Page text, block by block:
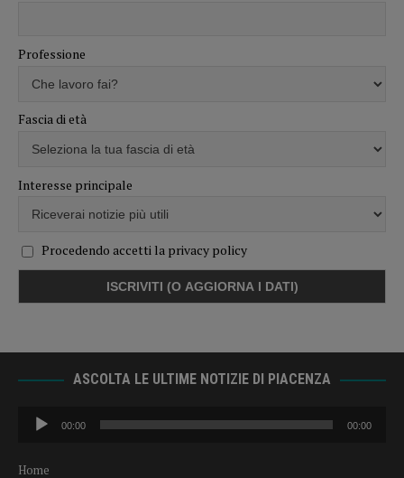
Professione
Fascia di età
Interesse principale
Procedendo accetti la privacy policy
ASCOLTA LE ULTIME NOTIZIE DI PIACENZA
Audio
Player
00:00 00:00
Home